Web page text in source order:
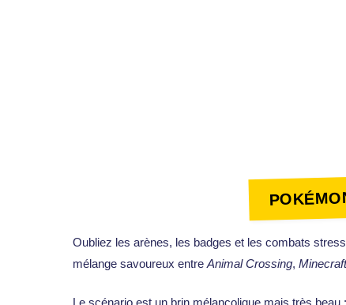
Oubliez les arènes, les badges et les combats
mélange savoureux entre Animal Crossing, Minecraft
Le scénario est un brin mélancolique mais très beau